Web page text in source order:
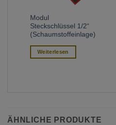
Modul
Steckschlüssel 1/2“
(Schaumstoffeinlage)
Weiterlesen
ÄHNLICHE PRODUKTE